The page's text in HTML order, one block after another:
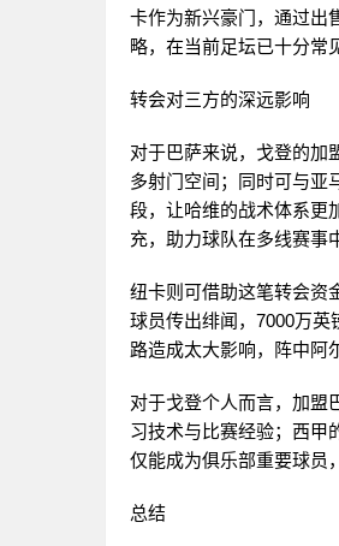
卡作为新兴豪门，通过出
略，在当前足坛已十分常
转会对三方的深远影响
对于巴萨来说，戈登的加
多射门空间；同时可与亚
段，让哈维的战术体系更
充，助力球队在多线赛事
纽卡则可借助这笔转会资
球员传出绯闻，7000万
路造成太大影响，阵中阿
对于戈登个人而言，加盟
习技术与比赛经验；西甲
仅能成为俱乐部重要球员
总结